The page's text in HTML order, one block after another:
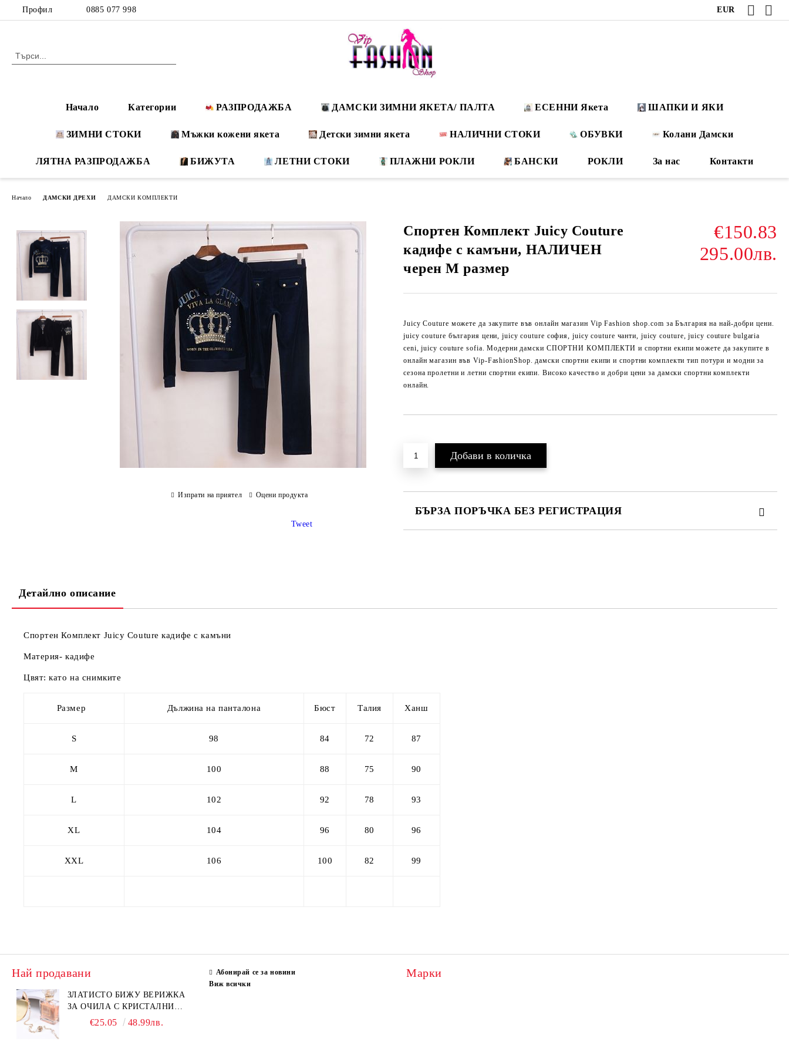
Профил 0885 077 998 EUR
Начало Категории РАЗПРОДАЖБА ДАМСКИ ЗИМНИ ЯКЕТА/ ПАЛТА ЕСЕННИ Якета ШАПКИ И ЯКИ
ЗИМНИ СТОКИ Мъжки кожени якета Детски зимни якета НАЛИЧНИ СТОКИ ОБУВКИ Колани Дамски
ЛЯТНА РАЗПРОДАЖБА БИЖУТА ЛЕТНИ СТОКИ ПЛАЖНИ РОКЛИ БАНСКИ РОКЛИ За нас Контакти
Начало ДАМСКИ ДРЕХИ ДАМСКИ КОМПЛЕКТИ
Спортен Комплект Juicy Couture
кадифе с камъни, НАЛИЧЕН
черен M размер
€150.83
295.00лв.
Juicy Couture можете да закупите във онлайн магазин Vip Fashion shop.com за България на най-добри цени.
juicy couture българия цени, juicy couture софия, juicy couture чанти, juicy couture, juicy couture bulgaria
ceni, juicy couture sofia. Модерни дамски СПОРТНИ КОМПЛЕКТИ и спортни екипи можете да закупите в
онлайн магазин във Vip-FashionShop. дамски спортни екипи и спортни комплекти тип потури и модни за
сезона пролетни и летни спортни екипи. Високо качество и добри цени за дамски спортни комплекти
онлайн.
БЪРЗА ПОРЪЧКА БЕЗ РЕГИСТРАЦИЯ
Изпрати на приятел Оцени продукта
Tweet
Детайлно описание
Спортен Комплект Juicy Couture кадифе с камъни
Материя- кадифе
Цвят: като на снимките
Размер Дължина на панталона Бюст Талия Ханш
S 98 84 72 87
M 100 88 75 90
L 102 92 78 93
XL 104 96 80 96
XXL 106 100 82 99
Най продавани
ЗЛАТИСТО БИЖУ ВЕРИЖКА
ЗА ОЧИЛА С КРИСТАЛНИ
КАМЪНИ И ПЕРЛИ
€25.05 48.99лв.
Абонирай се за новини
Виж всички
Марки